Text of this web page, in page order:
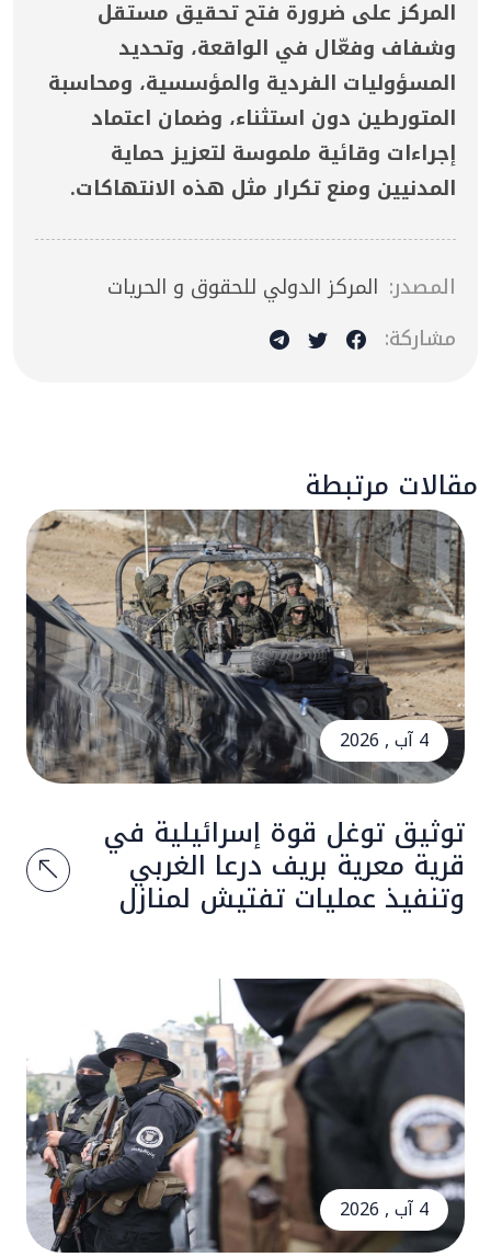
المركز على ضرورة فتح تحقيق مستقل
وشفاف وفعّال في الواقعة، وتحديد
المسؤوليات الفردية والمؤسسية، ومحاسبة
المتورطين دون استثناء، وضمان اعتماد
إجراءات وقائية ملموسة لتعزيز حماية
المدنيين ومنع تكرار مثل هذه الانتهاكات.
المصدر: المركز الدولي للحقوق و الحريات
مشاركة:
مقالات مرتبطة
4 آب , 2026
توثيق توغل قوة إسرائيلية في
قرية معرية بريف درعا الغربي
وتنفيذ عمليات تفتيش لمنازل
4 آب , 2026